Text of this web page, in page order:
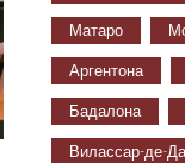
Матаро
Аргентона
Бадалона
Вилассар-де-